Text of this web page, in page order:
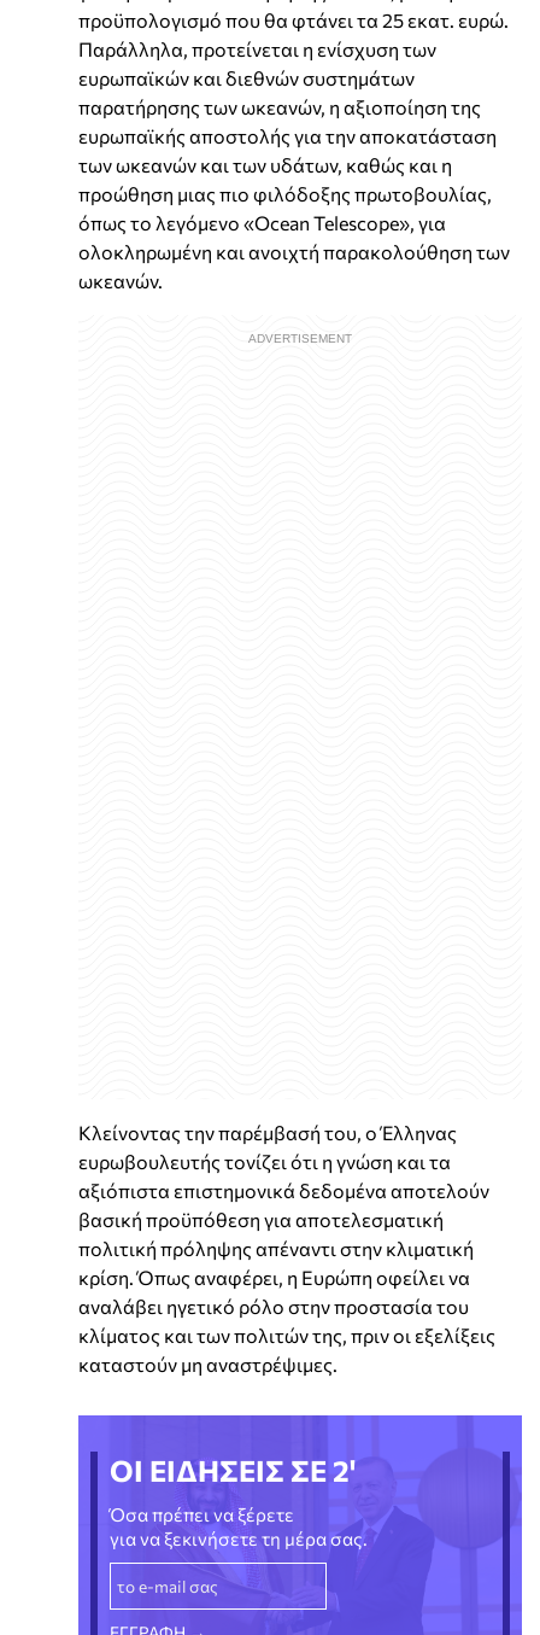
προϋπολογισμό που θα φτάνει τα 25 εκατ. ευρώ.
Παράλληλα, προτείνεται η ενίσχυση των
ευρωπαϊκών και διεθνών συστημάτων
παρατήρησης των ωκεανών, η αξιοποίηση της
ευρωπαϊκής αποστολής για την αποκατάσταση
των ωκεανών και των υδάτων, καθώς και η
προώθηση μιας πιο φιλόδοξης πρωτοβουλίας,
όπως το λεγόμενο «Ocean Telescope», για
ολοκληρωμένη και ανοιχτή παρακολούθηση των
ωκεανών.
Κλείνοντας την παρέμβασή του, ο Έλληνας
ευρωβουλευτής τονίζει ότι η γνώση και τα
αξιόπιστα επιστημονικά δεδομένα αποτελούν
βασική προϋπόθεση για αποτελεσματική
πολιτική πρόληψης απέναντι στην κλιματική
κρίση. Όπως αναφέρει, η Ευρώπη οφείλει να
αναλάβει ηγετικό ρόλο στην προστασία του
κλίματος και των πολιτών της, πριν οι εξελίξεις
καταστούν μη αναστρέψιμες.
ΟΙ ΕΙΔΗΣΕΙΣ ΣΕ 2'
Όσα πρέπει να ξέρετε
για να ξεκινήσετε τη μέρα σας.